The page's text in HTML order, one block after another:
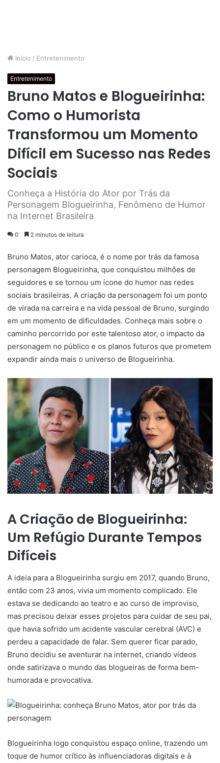
Início / Entretenimento
Entretenimento
Bruno Matos e Blogueirinha:
Como o Humorista
Transformou um Momento
Difícil em Sucesso nas Redes
Sociais
Conheça a História do Ator por Trás da
Personagem Blogueirinha, Fenômeno de Humor
na Internet Brasileira
0 2 minutos de leitura
Bruno Matos, ator carioca, é o nome por trás da famosa
personagem Blogueirinha, que conquistou milhões de
seguidores e se tornou um ícone do humor nas redes
sociais brasileiras. A criação da personagem foi um ponto
de virada na carreira e na vida pessoal de Bruno, surgindo
em um momento de dificuldades. Conheça mais sobre o
caminho percorrido por este talentoso ator, o impacto da
personagem no público e os planos futuros que prometem
expandir ainda mais o universo de Blogueirinha.
A Criação de Blogueirinha:
Um Refúgio Durante Tempos
Difíceis
A ideia para a Blogueirinha surgiu em 2017, quando Bruno,
então com 23 anos, vivia um momento complicado. Ele
estava se dedicando ao teatro e ao curso de improviso,
mas precisou deixar esses projetos para cuidar de seu pai,
que havia sofrido um acidente vascular cerebral (AVC) e
perdeu a capacidade de falar. Sem querer ficar parado,
Bruno decidiu se aventurar na internet, criando vídeos
onde satirizava o mundo das blogueiras de forma bem-
humorada e provocativa.
Blogueirinha logo conquistou espaço online, trazendo um
toque de humor crítico às influenciadoras digitais e à